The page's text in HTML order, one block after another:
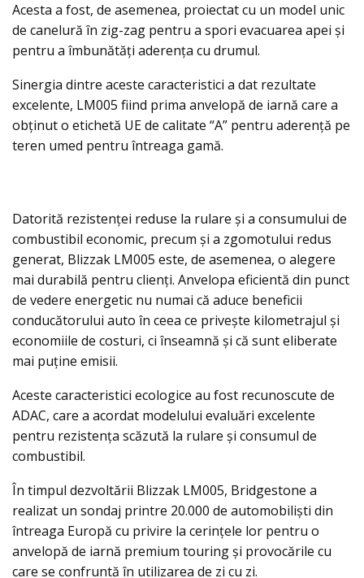
Acesta a fost, de asemenea, proiectat cu un model unic
de canelură în zig-zag pentru a spori evacuarea apei și
pentru a îmbunătăți aderența cu drumul.
Sinergia dintre aceste caracteristici a dat rezultate
excelente, LM005 fiind prima anvelopă de iarnă care a
obținut o etichetă UE de calitate “A” pentru aderență pe
teren umed pentru întreaga gamă.
Datorită rezistenței reduse la rulare și a consumului de
combustibil economic, precum și a zgomotului redus
generat, Blizzak LM005 este, de asemenea, o alegere
mai durabilă pentru clienți. Anvelopa eficientă din punct
de vedere energetic nu numai că aduce beneficii
conducătorului auto în ceea ce privește kilometrajul și
economiile de costuri, ci înseamnă și că sunt eliberate
mai puține emisii.
Aceste caracteristici ecologice au fost recunoscute de
ADAC, care a acordat modelului evaluări excelente
pentru rezistența scăzută la rulare și consumul de
combustibil.
În timpul dezvoltării Blizzak LM005, Bridgestone a
realizat un sondaj printre 20.000 de automobiliști din
întreaga Europă cu privire la cerințele lor pentru o
anvelopă de iarnă premium touring și provocările cu
care se confruntă în utilizarea de zi cu zi.